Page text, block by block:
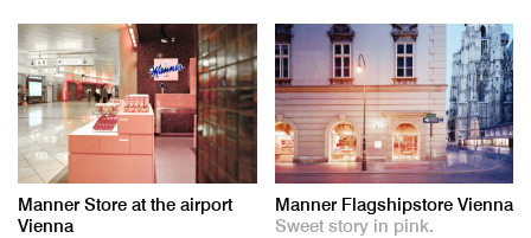
Manner Store at the airport
Vienna
Manner Flagshipstore Vienna
Sweet story in pink.